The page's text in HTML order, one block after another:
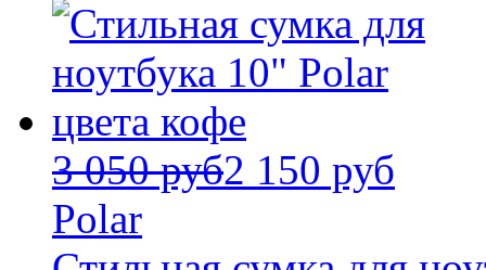
3 050 руб2 150 руб
Polar